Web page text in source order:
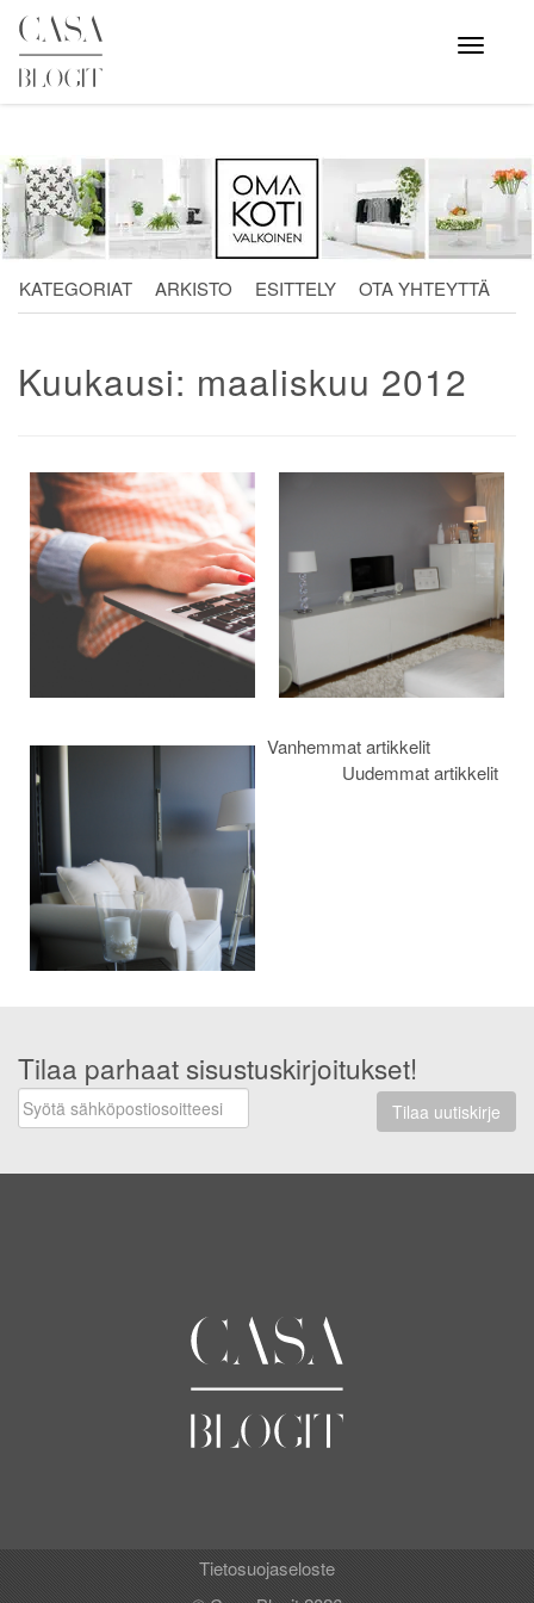
Skip
content
Avaa
valikko
KATEGORIAT ARKISTO ESITTELY OTA YHTEYTTÄ
Kuukausi: maaliskuu 2012
Artikkelien
selaus
Vanhemmat artikkelit
Uudemmat artikkelit
Tilaa parhaat sisustuskirjoitukset!
Tilaa uutiskirje
Tietosuojaseloste